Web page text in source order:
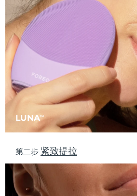
LUNATM
第二步 紧致提拉
马来西亚
马耳他
墨西哥
摩纳哥
荷兰
新西兰
阿曼
菲律宾